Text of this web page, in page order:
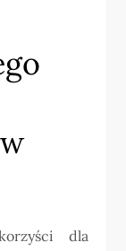
dla